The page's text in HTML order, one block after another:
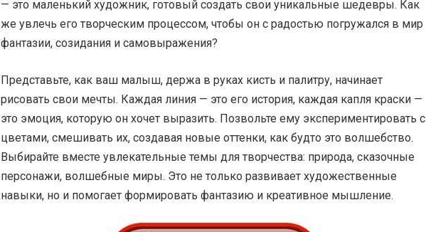
— это маленький художник, готовый создать свои уникальные шедевры. Как
же увлечь его творческим процессом, чтобы он с радостью погружался в мир
фантазии, созидания и самовыражения?
Представьте, как ваш малыш, держа в руках кисть и палитру, начинает
рисовать свои мечты. Каждая линия — это его история, каждая капля краски —
это эмоция, которую он хочет выразить. Позвольте ему экспериментировать с
цветами, смешивать их, создавая новые оттенки, как будто это волшебство.
Выбирайте вместе увлекательные темы для творчества: природа, сказочные
персонажи, волшебные миры. Это не только развивает художественные
навыки, но и помогает формировать фантазию и креативное мышление.